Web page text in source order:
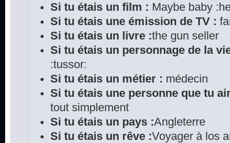
Si tu étais un film : Maybe baby
Si tu étais une émission de TV :
Si tu étais un livre :the gun seller
Si tu étais un personnage de la
:tussor:
Si tu étais un métier : médecin
Si tu étais une personne que tu
tout simplement
Si tu étais un pays :Angleterre
Si tu étais un rêve :Voyager à los